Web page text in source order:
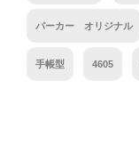
パーカー オリジナル
手帳型 4605